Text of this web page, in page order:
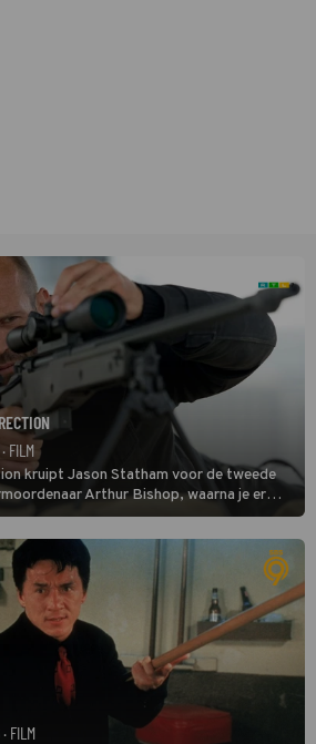
· FILM
kruipt Jason Statham voor de tweede
Arthur Bishop, waarna je er
er van Bishops geplande pensioen niet
· FILM